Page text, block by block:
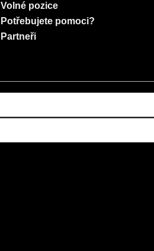
Volné pozice
Potřebujete pomoci?
Partneři